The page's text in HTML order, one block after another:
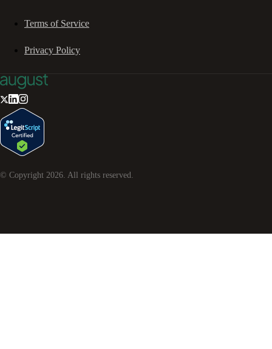
Terms of Service
Privacy Policy
© Copyright 2026. All rights reserved.